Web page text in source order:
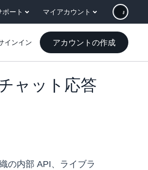
ポート マイアカウント
インイン アカウントの作成
ャット応答
の内部 API、ライブラ